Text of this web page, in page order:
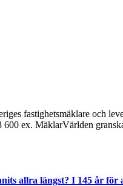
fastighetsmäklare och
600 ex. MäklarVärlden
allra längst? I 145 år